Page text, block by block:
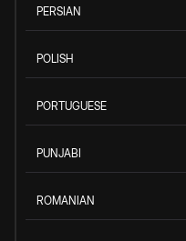
PERSIAN
POLISH
PORTUGUESE
PUNJABI
ROMANIAN